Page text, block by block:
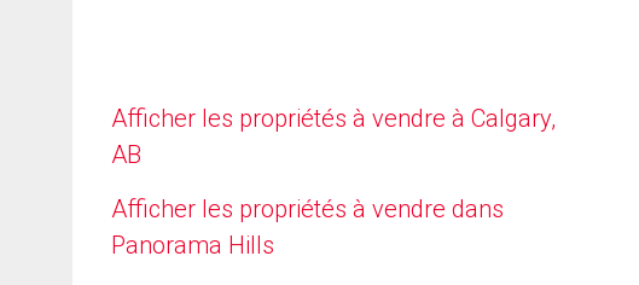
Afficher les propriétés à vendre à Calgary,
AB
Afficher les propriétés à vendre dans
Panorama Hills